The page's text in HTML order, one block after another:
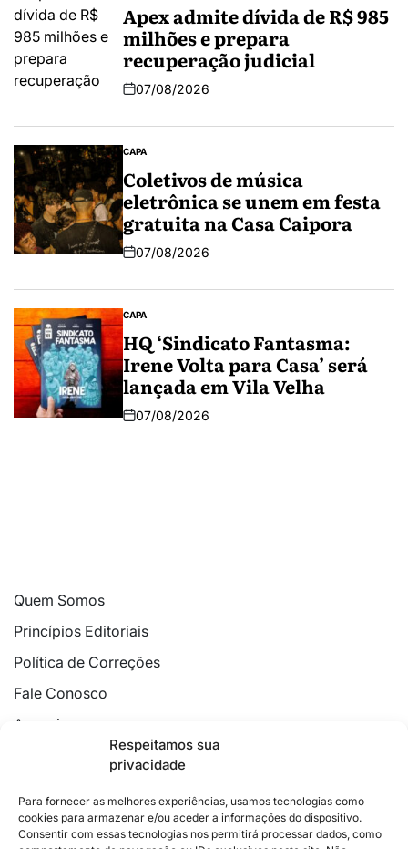
Respeitamos sua
privacidade
Para fornecer as melhores experiências, usamos tecnologias como
cookies para armazenar e/ou aceder a informações do dispositivo.
Consentir com essas tecnologias nos permitirá processar dados, como
Apex admite dívida de R$ 985
milhões e prepara
recuperação judicial
07/08/2026
CAPA
Coletivos de música
eletrônica se unem em festa
gratuita na Casa Caipora
07/08/2026
CAPA
HQ ‘Sindicato Fantasma:
Irene Volta para Casa’ será
lançada em Vila Velha
07/08/2026
Quem Somos
Princípios Editoriais
Política de Correções
Fale Conosco
Anuncie
Política de Cookies